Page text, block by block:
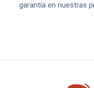
garantía en nuestras